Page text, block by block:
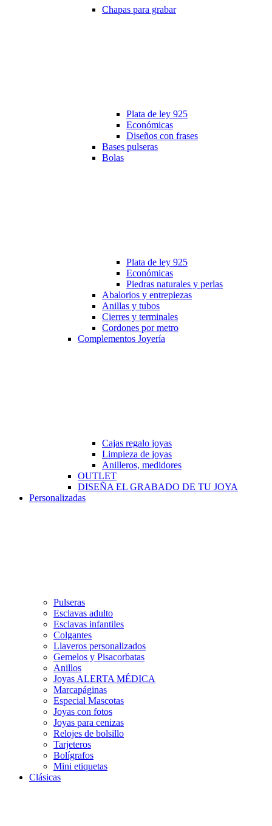
Chapas para grabar
Plata de ley 925
Económicas
Diseños con frases
Bases pulseras
Bolas
Plata de ley 925
Económicas
Piedras naturales y perlas
Abalorios y entrepiezas
Anillas y tubos
Cierres y terminales
Cordones por metro
Complementos Joyería
Cajas regalo joyas
Limpieza de joyas
Anilleros, medidores
OUTLET
DISEÑA EL GRABADO DE TU JOYA
Personalizadas
Pulseras
Esclavas adulto
Esclavas infantiles
Colgantes
Llaveros personalizados
Gemelos y Pisacorbatas
Anillos
Joyas ALERTA MÉDICA
Marcapáginas
Especial Mascotas
Joyas con fotos
Joyas para cenizas
Relojes de bolsillo
Tarjeteros
Bolígrafos
Mini etiquetas
Clásicas